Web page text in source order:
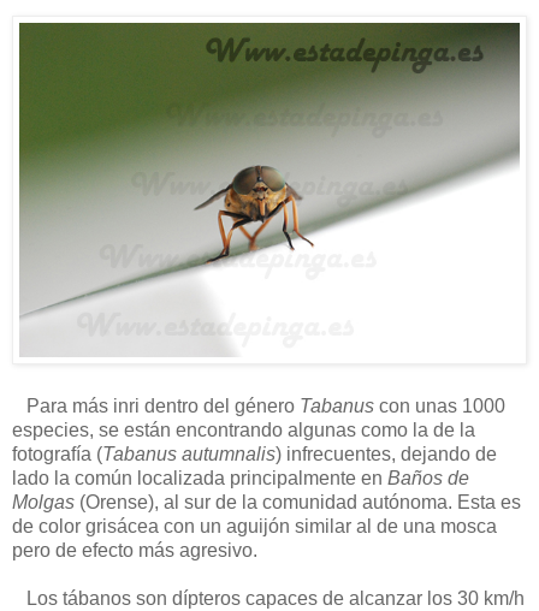
Para más inri dentro del género Tabanus con unas 1000
especies, se están encontrando algunas como la de la
fotografía (Tabanus autumnalis) infrecuentes, dejando de
lado la común localizada principalmente en Baños de
Molgas (Orense), al sur de la comunidad autónoma. Esta es
de color grisácea con un aguijón similar al de una mosca
pero de efecto más agresivo.
Los tábanos son dípteros capaces de alcanzar los 30 km/h